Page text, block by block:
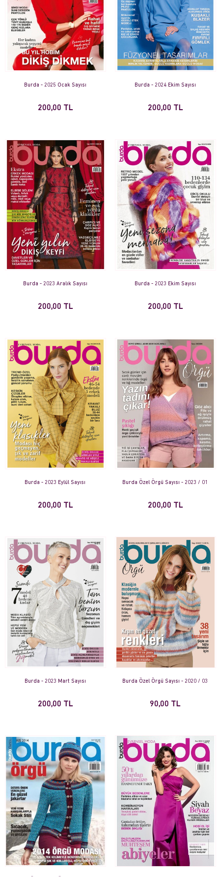
Burda - 2025 Ocak Sayısı
200,00 TL
Burda - 2024 Ekim Sayısı
200,00 TL
Burda - 2023 Aralık Sayısı
200,00 TL
Burda - 2023 Ekim Sayısı
200,00 TL
Burda - 2023 Eylül Sayısı
200,00 TL
Burda Özel Örgü Sayısı - 2023 / 01
200,00 TL
Burda - 2023 Mart Sayısı
200,00 TL
Burda Özel Örgü Sayısı - 2020 / 03
90,00 TL